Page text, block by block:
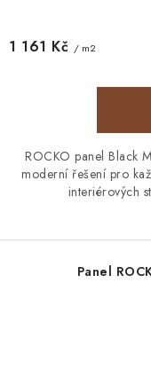
1 161 Kč / m2
ROCKO panel Black
moderní řešení pro
interiérových
Panel